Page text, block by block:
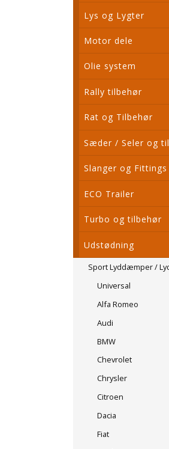
Lys og Lygter
Motor dele
Olie system
Rally tilbehør
Rat og Tilbehør
Sæder / Seler og
Slanger og Fittings
ECO Trailer
Turbo og tilbehør
Udstødning
Sport Lyddæmper /
Universal
Alfa Romeo
Audi
BMW
Chevrolet
Chrysler
Citroen
Dacia
Fiat